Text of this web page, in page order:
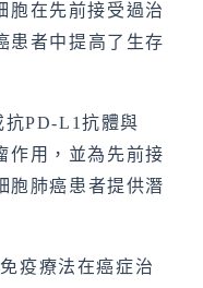
胞在先前接受過治
患者中提高了生存
抗PD-L1抗體與
作用，並為先前接
胞肺癌患者提供潛
疫療法在癌症治